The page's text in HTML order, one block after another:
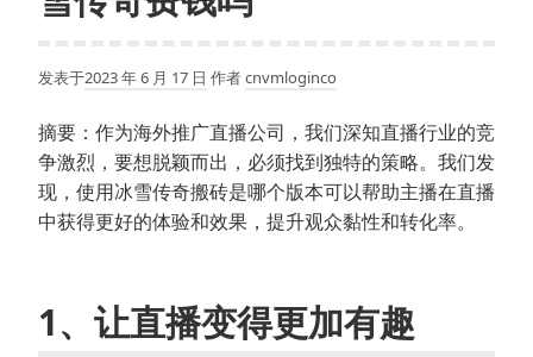
发表于2023 年 6 月 17 日 作者cnvmloginco
摘要：作为海外推广直播公司，我们深知直播行业的竞
争激烈，要想脱颖而出，必须找到独特的策略。我们发
现，使用冰雪传奇搬砖是哪个版本可以帮助主播在直播
中获得更好的体验和效果，提升观众黏性和转化率。
1、让直播变得更加有趣